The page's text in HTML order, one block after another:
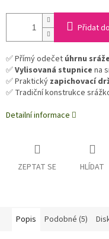
Přidat
✅ Přímý odečet úhrnu
✅Vylisovaná stupnice na
✅ Praktický zapichovací
✅ Tradiční konstrukce
Detailní informace
ZEPTAT SE HLÍDAT
Popis Podobné (5)